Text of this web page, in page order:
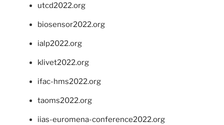
utcd2022.org
biosensor2022.org
ialp2022.org
klivet2022.org
ifac-hms2022.org
taoms2022.org
iias-euromena-conference2022.org